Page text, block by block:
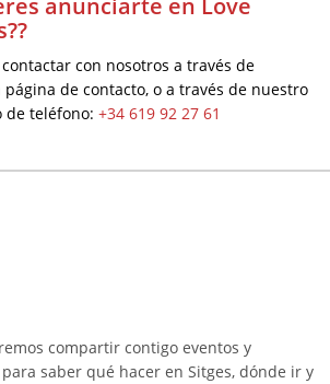
anunciarte en Love
contactar con nosotros a través de
página de contacto, o a través de nuestro
de teléfono: +34 619 92 27 61
compartir contigo eventos y
saber qué hacer en Sitges, dónde ir y